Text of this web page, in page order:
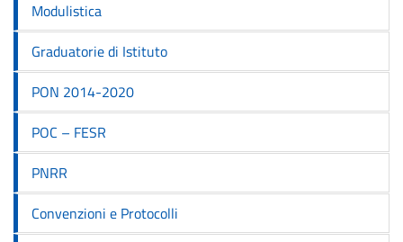
Modulistica
Graduatorie di Istituto
PON 2014-2020
POC – FESR
PNRR
Convenzioni e Protocolli